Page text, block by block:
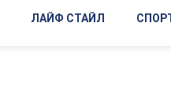
ЛАЙФ СТАЙЛ